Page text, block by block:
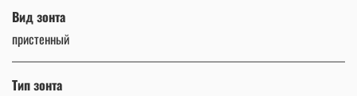
Вид зонта
пристенный
Тип зонта